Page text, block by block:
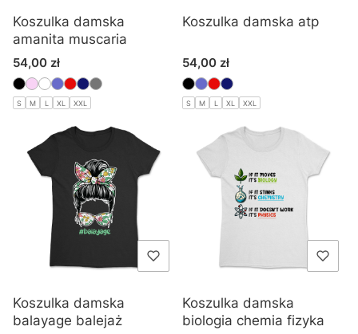
Koszulka damska
amanita muscaria
Cena
54,00 zł
S M L XL XXL
Koszulka damska atp
Cena
54,00 zł
S M L XL XXL
Koszulka damska
balayage balejaż
Koszulka damska
biologia chemia fizyka